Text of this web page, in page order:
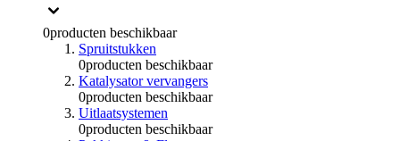
0producten beschikbaar
Spruitstukken
0producten beschikbaar
Katalysator vervangers
0producten beschikbaar
Uitlaatsystemen
0producten beschikbaar